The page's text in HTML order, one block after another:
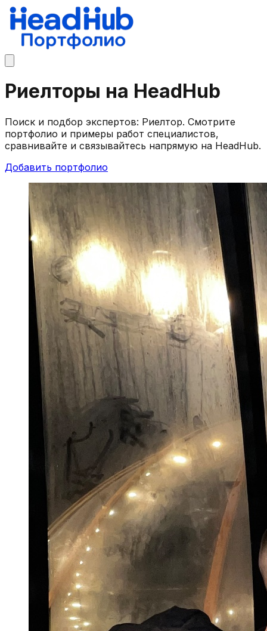
Риелторы на HeadHub
Поиск и подбор экспертов: Риелтор. Смотрите
портфолио и примеры работ специалистов,
сравнивайте и связывайтесь напрямую на HeadHub.
Добавить портфолио